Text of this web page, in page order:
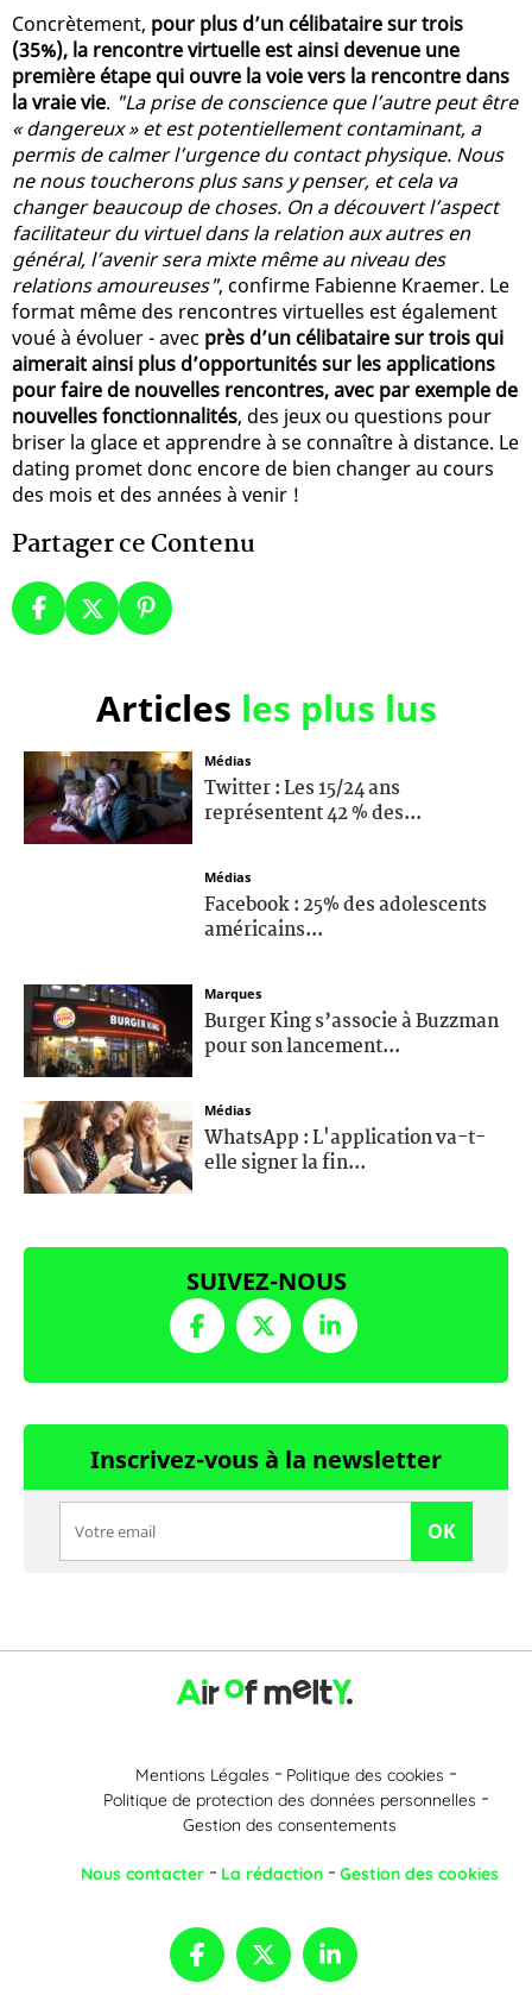
Concrètement, pour plus d’un célibataire sur trois
(35%), la rencontre virtuelle est ainsi devenue une
première étape qui ouvre la voie vers la rencontre dans
la vraie vie. "La prise de conscience que l’autre peut être
« dangereux » et est potentiellement contaminant, a
permis de calmer l’urgence du contact physique. Nous
ne nous toucherons plus sans y penser, et cela va
changer beaucoup de choses. On a découvert l’aspect
facilitateur du virtuel dans la relation aux autres en
général, l’avenir sera mixte même au niveau des
relations amoureuses", confirme Fabienne Kraemer. Le
format même des rencontres virtuelles est également
voué à évoluer - avec près d’un célibataire sur trois qui
aimerait ainsi plus d’opportunités sur les applications
pour faire de nouvelles rencontres, avec par exemple de
nouvelles fonctionnalités, des jeux ou questions pour
briser la glace et apprendre à se connaître à distance. Le
dating promet donc encore de bien changer au cours
des mois et des années à venir !
Partager ce Contenu
Articles les plus lus
Médias
Twitter : Les 15/24 ans
représentent 42 % des...
Médias
Facebook : 25% des adolescents
américains...
Marques
Burger King s’associe à Buzzman
pour son lancement...
Médias
WhatsApp : L'application va-t-
elle signer la fin...
SUIVEZ-NOUS
Inscrivez-vous à la newsletter
OK
Mentions Légales
Politique des cookies
Politique de protection des données personnelles
Gestion des consentements
Nous contacter La rédaction Gestion des cookies